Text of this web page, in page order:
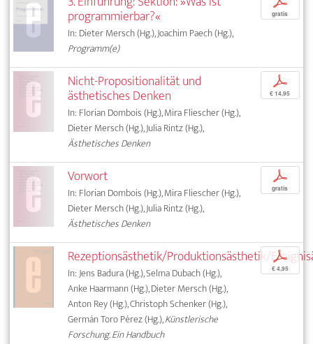
programmierbar?«
In: Dieter Mersch (Hg.), Joachim Paech (Hg.),
Programm(e)
gratis
Nicht-Propositionalität und
ästhetisches Denken
In: Florian Dombois (Hg.), Mira Fliescher (Hg.),
Dieter Mersch (Hg.), Julia Rintz (Hg.),
Ästhetisches Denken
p
€ 14,95
Vorwort
In: Florian Dombois (Hg.), Mira Fliescher (Hg.),
Dieter Mersch (Hg.), Julia Rintz (Hg.),
Ästhetisches Denken
p
gratis
Rezeptionsästhetik/Produktionsästhetik/
In: Jens Badura (Hg.), Selma Dubach (Hg.),
Anke Haarmann (Hg.), Dieter Mersch (Hg.),
Anton Rey (Hg.), Christoph Schenker (Hg.),
Germán Toro Pérez (Hg.),Künstlerische
Forschung. Ein Handbuch
p
€ 4,95